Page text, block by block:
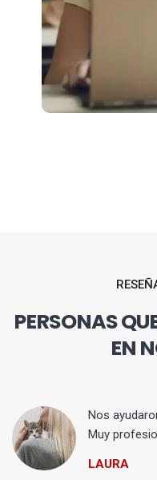
PERSONAS
EN
Nos
Muy
LAURA